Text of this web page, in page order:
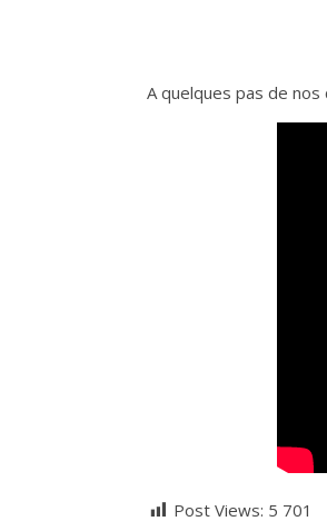
A quelques pas de
Post Views: 5 701